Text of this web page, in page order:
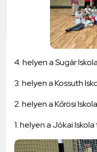
4. helyen a Sugár Iskola
3. helyen a Kossuth
2. helyen a Kőrösi Iskola
1. helyen a Jókai